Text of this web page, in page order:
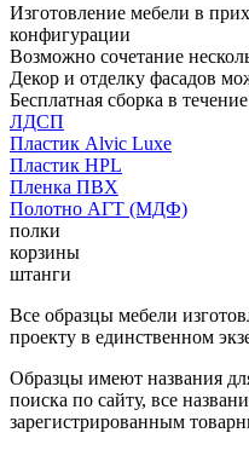
Изготовление мебели в
конфигурации
Возможно сочетание
Декор и отделку фасадов
Бесплатная сборка в
ЛДСП
Пластик Alvic Luxe
Пластик HPL
Пленка ПВХ
Полотно АГТ (МДФ)
полки
корзины
штанги
Все образцы мебели
проекту в единственном
Образцы имеют названия
поиска по сайту, все
зарегистрированным